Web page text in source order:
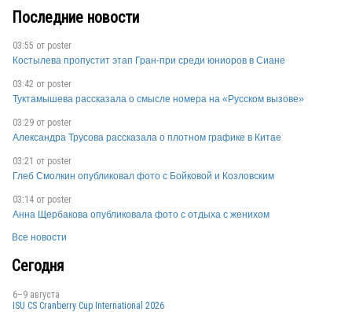
Последние новости
03:55 от poster
Костылева пропустит этап Гран-при среди юниоров в Сиане
03:42 от poster
Туктамышева рассказала о смысле номера на «Русском вызове»
03:29 от poster
Александра Трусова рассказала о плотном графике в Китае
03:21 от poster
Глеб Смолкин опубликовал фото с Бойковой и Козловским
03:14 от poster
Анна Щербакова опубликовала фото с отдыха с женихом
Все новости
Сегодня
6–9 августа
ISU CS Cranberry Cup International 2026